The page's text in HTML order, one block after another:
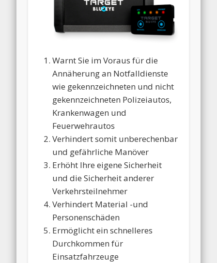
Warnt Sie im Voraus für die
Annäherung an Notfalldienste
wie gekennzeichneten und nicht
gekennzeichneten Polizeiautos,
Krankenwagen und
Feuerwehrautos
Verhindert somit unberechenbar
und gefährliche Manöver
Erhöht Ihre eigene Sicherheit
und die Sicherheit anderer
Verkehrsteilnehmer
Verhindert Material -und
Personenschäden
Ermöglicht ein schnelleres
Durchkommen für
Einsatzfahrzeuge